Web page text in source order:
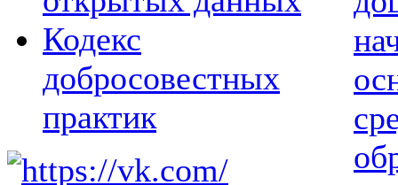
Кодекс
добросовестных
практик